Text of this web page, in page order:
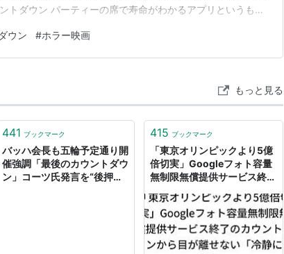
トダウン パーティーの席で寿命がわかるアプリというもの
殺されます。主人公は生きる方法を探し戦います。ラストで
たらいいなぁって思えるような…
ウン #ホラー映画
もっと見る
441 ブックマーク
バッハ会長も五輪予定通り開
催強調「最後のカウントダウ
ン」コーツ氏発言を“後押
415 ブックマーク
「東京オリンピックより5億
倍切実」Googleフォト容量
無制限無償提供サービス終了
せない「冷静に準備を」